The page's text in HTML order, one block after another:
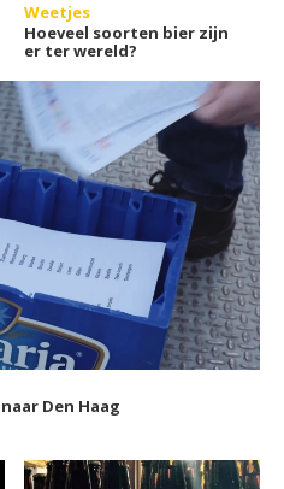
Weetjes
Hoeveel soorten bier zijn
er ter wereld?
Den Haag